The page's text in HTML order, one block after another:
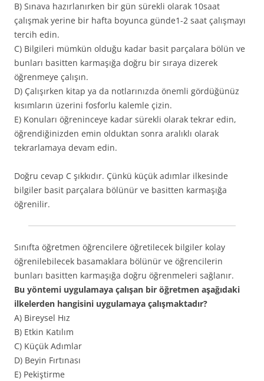
B) Sınava hazırlanırken bir gün sürekli olarak 10saat
çalışmak yerine bir hafta boyunca günde1-2 saat çalışmayı
tercih edin.
C) Bilgileri mümkün olduğu kadar basit parçalara bölün ve
bunları basitten karmaşığa doğru bir sıraya dizerek
öğrenmeye çalışın.
D) Çalışırken kitap ya da notlarınızda önemli gördüğünüz
kısımların üzerini fosforlu kalemle çizin.
E) Konuları öğreninceye kadar sürekli olarak tekrar edin,
öğrendiğinizden emin olduktan sonra aralıklı olarak
tekrarlamaya devam edin.
Doğru cevap C şıkkıdır. Çünkü küçük adımlar ilkesinde
bilgiler basit parçalara bölünür ve basitten karmaşığa
öğrenilir.
Sınıfta öğretmen öğrencilere öğretilecek bilgiler kolay
öğrenilebilecek basamaklara bölünür ve öğrencilerin
bunları basitten karmaşığa doğru öğrenmeleri sağlanır.
Bu yöntemi uygulamaya çalışan bir öğretmen aşağıdaki
ilkelerden hangisini uygulamaya çalışmaktadır?
A) Bireysel Hız
B) Etkin Katılım
C) Küçük Adımlar
D) Beyin Fırtınası
E) Pekiştirme